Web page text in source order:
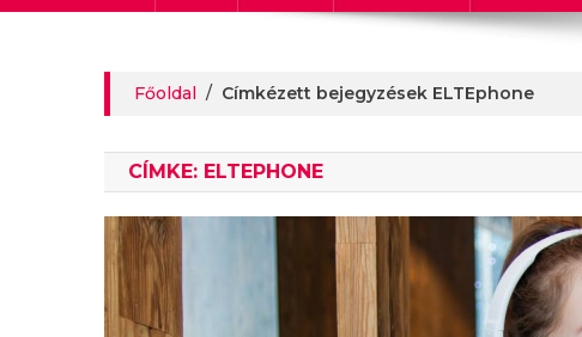
Főoldal / Címkézett bejegyzések ELTEphone
CÍMKE: ELTEPHONE